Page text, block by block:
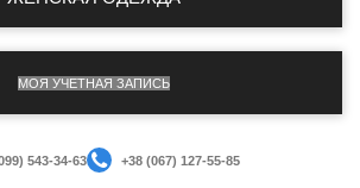
МОЯ УЧЕТНАЯ ЗАПИСЬ
543-34-63 +38 (067) 127-55-85